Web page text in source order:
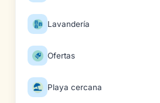
Lavandería
Ofertas
Playa cercana